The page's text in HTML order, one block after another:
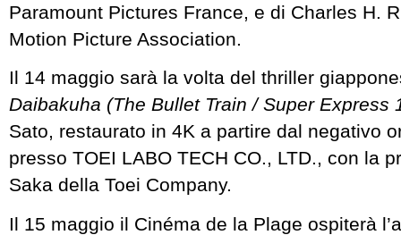
Paramount Pictures France, e di Charles H.
Motion Picture Association.
Il 14 maggio sarà la volta del thriller
Daibakuha (The Bullet Train / Super Express
Sato, restaurato in 4K a partire dal negativo
presso TOEI LABO TECH CO., LTD., con la
Saka della Toei Company.
Il 15 maggio il Cinéma de la Plage ospiterà